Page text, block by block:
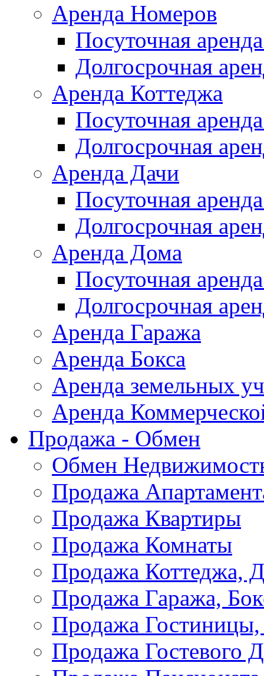
Аренда Номеров
Посуточная
Долгосрочная
Аренда Коттеджа
Посуточная
Долгосрочная
Аренда Дачи
Посуточная
Долгосрочная
Аренда Дома
Посуточная
Долгосрочная
Аренда Гаража
Аренда Бокса
Аренда земельных
Аренда
Продажа - Обмен
Обмен
Продажа
Продажа Квартиры
Продажа Комнаты
Продажа Коттеджа,
Продажа Гаража,
Продажа
Продажа Гостевого